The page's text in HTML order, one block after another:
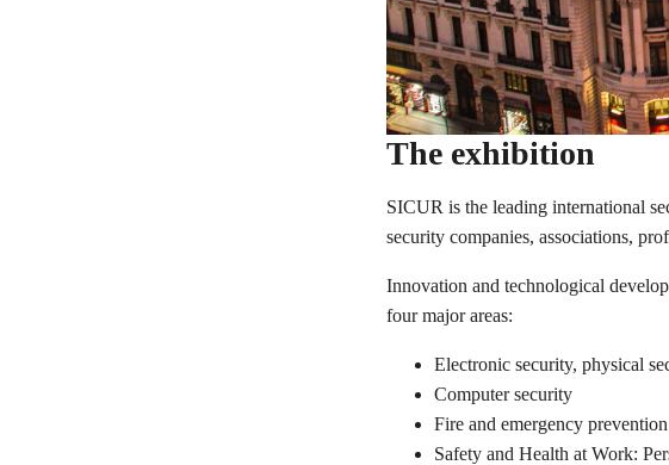
The exhibition
SICUR is the leading international
security companies, associations,
Innovation and technological
four major areas:
Electronic security, physical
Computer security
Fire and emergency
Safety and Health at Work: